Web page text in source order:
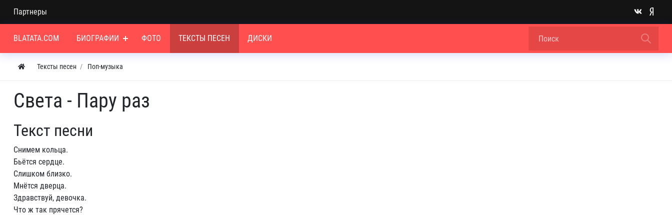
Партнеры
BLATATA.COM БИОГРАФИИ ФОТО ТЕКСТЫ ПЕСЕН ДИСКИ
Тексты песен Поп-музыка
Света - Пару раз
Текст песни
Снимем кольца.
Бьётся сердце.
Слишком близко.
Мнётся дверца.
Здравствуй, девочка.
Что ж так прячется?